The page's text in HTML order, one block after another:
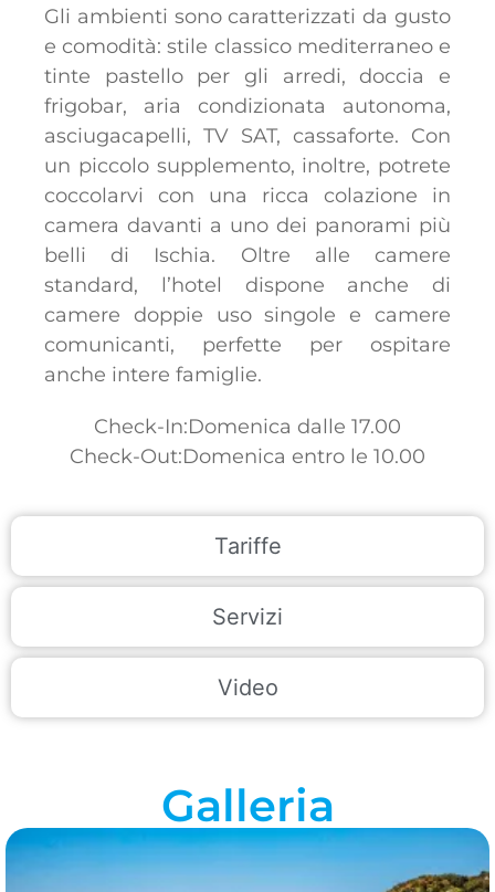
Tariffe
Servizi
Video
Gli ambienti sono caratterizzati da gusto
e comodità: stile classico mediterraneo e
tinte pastello per gli arredi, doccia e
frigobar, aria condizionata autonoma,
asciugacapelli, TV SAT, cassaforte. Con
un piccolo supplemento, inoltre, potrete
coccolarvi con una ricca colazione in
camera davanti a uno dei panorami più
belli di Ischia. Oltre alle camere
standard, l’hotel dispone anche di
camere doppie uso singole e camere
comunicanti, perfette per ospitare
anche intere famiglie.
Check-In:Domenica dalle 17.00
Check-Out:Domenica entro le 10.00
Galleria